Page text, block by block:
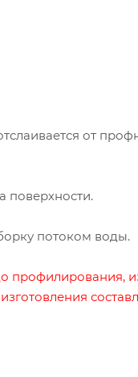
от
поверхности.
потоком воды.